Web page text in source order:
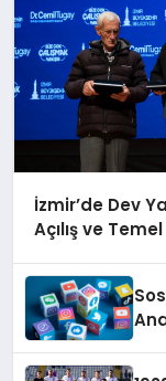
İzmir’de Dev
Açılış ve Temel